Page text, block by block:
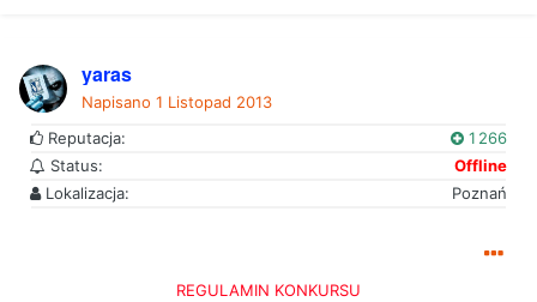
yaras
Napisano 1 Listopad 2013
Reputacja:
1 266
Status:
Offline
Lokalizacja:
Poznań
REGULAMIN KONKURSU